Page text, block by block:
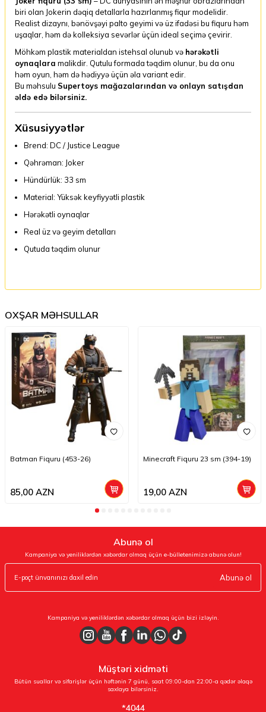
biri olan Jokerin dəqiq detallarla hazırlanmış fiqur modelidir.
Realist dizaynı, bənövşəyi palto geyimi və üz ifadəsi bu fiquru həm
uşaqlar, həm də kolleksiya sevərlər üçün ideal seçimə çevirir.
Möhkəm plastik materialdan istehsal olunub və hərəkətli
oynaqlara malikdir. Qutulu formada təqdim olunur, bu da onu
həm oyun, həm də hədiyyə üçün əla variant edir.
Bu məhsulu Supertoys mağazalarından və onlayn satışdan
əldə edə bilərsiniz.
Xüsusiyyətlər
Brend: DC / Justice League
Qəhrəman: Joker
Hündürlük: 33 sm
Material: Yüksək keyfiyyətli plastik
Hərəkətli oynaqlar
Real üz və geyim detalları
Qutuda təqdim olunur
OXŞAR MƏHSULLAR
Batman Fiquru (453-26)
85,00 AZN
Minecraft Fiquru 23 sm (394-19)
19,00AZN
Abunə ol
Kampaniya və yeniliklərdən xəbərdar olmaq üçün e-bülletenimizə abunə olun!
Abunə ol
Kampaniya və yeniliklərdən xəbərdar olmaq üçün bizi izləyin.
Müştəri xidməti
Bütün suallar və sifarişlər üçün həftənin 7 günü, saat 09:00-dan 22:00-a qədər əlaqə
saxlaya bilərsiniz.
*4044